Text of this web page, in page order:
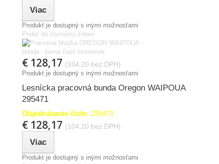
Viac
Produkt je dostupný s inými možnosťami
Pridať do zoznamu želaní
€ 128,17 (104,20 bez DPH)
Produkt je dostupný s inými možnosťami
Lesnícka pracovná bunda Oregon WAIPOUA
295471
Objednávacie číslo: 295471
€ 128,17 (104,20 bez DPH)
Viac
Produkt je dostupný s inými možnosťami